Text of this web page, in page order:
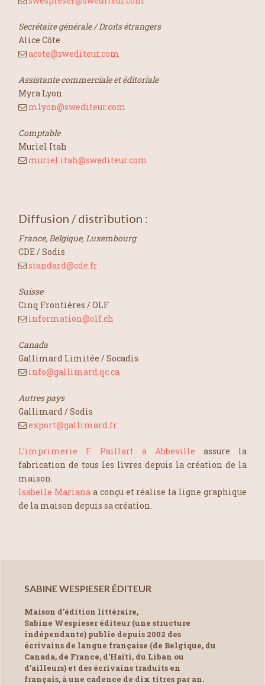
Secrétaire générale / Droits étrangers
Alice Côte
acote@swediteur.com
Assistante commerciale et éditoriale
Myra Lyon
mlyon@swediteur.com
Comptable
Muriel Itah
muriel.itah@swediteur.com
Diffusion / distribution :
France, Belgique, Luxembourg
CDE / Sodis
standard@cde.fr
Suisse
Cinq Frontières / OLF
information@olf.ch
Canada
Gallimard Limitée / Socadis
info@gallimard.qc.ca
Autres pays
Gallimard / Sodis
export@gallimard.fr
L’imprimerie F. Paillart à Abbeville assure la
fabrication de tous les livres depuis la création de la
maison.
Isabelle Marianaa conçu et réalise la ligne graphique
de la maison depuis sa création.
SABINE WESPIESER ÉDITEUR
Maison d’édition littéraire,
Sabine Wespieser éditeur (une structure
indépendante) publie depuis 2002 des
écrivains de langue française (de Belgique, du
Canada, de France, d’Haïti, du Liban ou
d’ailleurs) et des écrivains traduits en
français, à une cadence de dix titres par an.